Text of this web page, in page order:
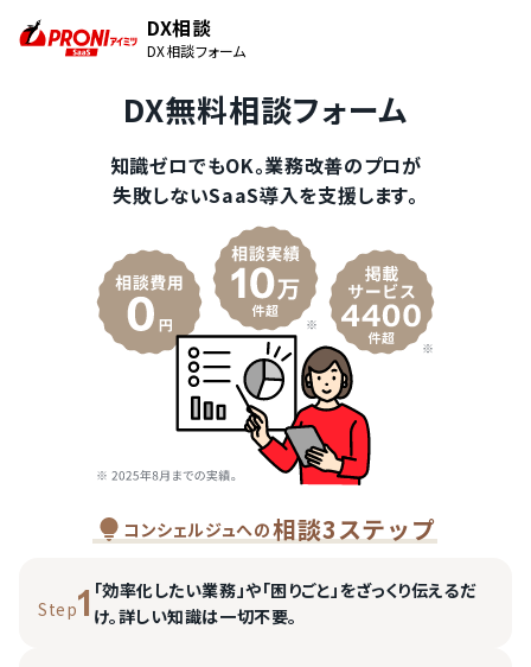
DX相談
DX相談フォーム
DX無料相談フォーム
知識ゼロでもOK。業務改善のプロが
失敗しないSaaS導入を支援します。
コンシェルジュへの相談3ステップ
Step1 「効率化したい業務」や「困りごと」をざっくり伝えるだ
け。詳しい知識は一切不要。